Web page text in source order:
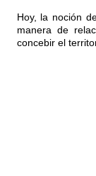
Hoy, la noción
manera de
concebir el